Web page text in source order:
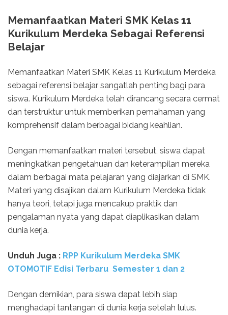
Memanfaatkan Materi SMK Kelas 11
Kurikulum Merdeka Sebagai Referensi
Belajar
Memanfaatkan Materi SMK Kelas 11 Kurikulum Merdeka
sebagai referensi belajar sangatlah penting bagi para
siswa. Kurikulum Merdeka telah dirancang secara cermat
dan terstruktur untuk memberikan pemahaman yang
komprehensif dalam berbagai bidang keahlian.
Dengan memanfaatkan materi tersebut, siswa dapat
meningkatkan pengetahuan dan keterampilan mereka
dalam berbagai mata pelajaran yang diajarkan di SMK.
Materi yang disajikan dalam Kurikulum Merdeka tidak
hanya teori, tetapi juga mencakup praktik dan
pengalaman nyata yang dapat diaplikasikan dalam
dunia kerja.
Unduh Juga : RPP Kurikulum Merdeka SMK
OTOMOTIF Edisi Terbaru Semester 1 dan 2
Dengan demikian, para siswa dapat lebih siap
menghadapi tantangan di dunia kerja setelah lulus.